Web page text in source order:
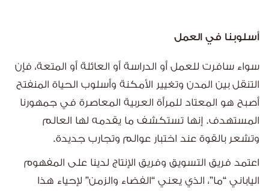
أسلوبنا في العمل
سواء سافرت للعمل أو الدراسة أو العائلة أو المتعة، فإن
التنقل بين المدن وتغيير الأمكنة وأسلوب الحياة المنفتح
أصبح هو المعتاد للمرأة العربية المعاصرة في جمهورنا
المستهدف. إنها تستكشف ما يقدمه لها العالم
وتشعر بالقوة عند اختبار عوالم وتجارب جديدة.
اعتمد فريق التسويق وفريق الإنتاج لدينا على المفهوم
الياباني “ما”، الذي يعني “الفضاء والزمن” لإحياء هذا